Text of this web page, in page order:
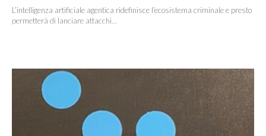
L’intelligenza artificiale agentica ridefinisce l’ecosistema criminale e presto
permetterà di lanciare attacchi...